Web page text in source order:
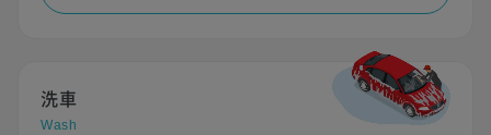
洗車
Wash